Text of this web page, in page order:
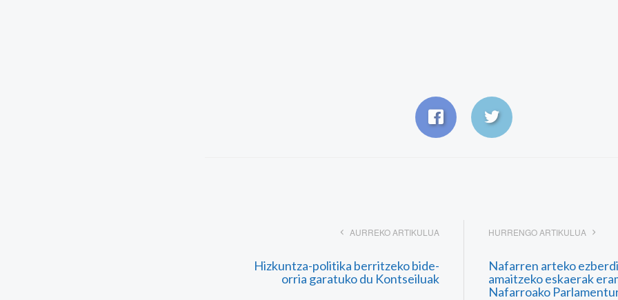
AURREKO ARTIKULUA
Hizkuntza-politika berritzeko bide-
orria garatuko du Kontseiluak
HURRENGO ARTIKULUA
Nafarren arteko
amaitzeko eskaerak
Nafarroako